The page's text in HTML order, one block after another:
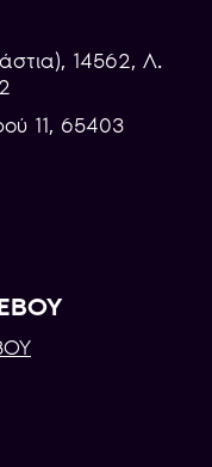
14562, Λ.
11, 65403